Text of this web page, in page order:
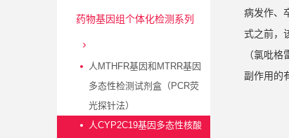
药物基因组个体化检测系列
人MTHFR基因和MTRR基因
多态性检测试剂盒（PCR荧
光探针法）
人CYP2C19基因多态性核酸
病发作、
式之前，
（氯吡
副作用的